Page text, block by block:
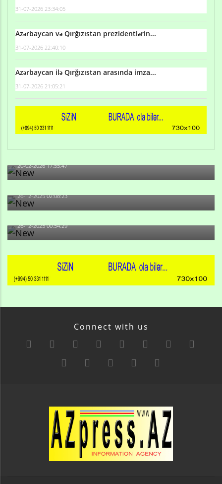
31-07-2026 23:34:05
Azərbaycan və Qırğızıstan prezidentlərin...
31-07-2026 22:40:10
Azərbaycan ilə Qırğızıstan arasında imza...
31-07-2026 21:05:21
Qulu Məhərrəmli: Sosial şəbəkələrdə söyüş niyə artıb?
20-02-2026 17:55:47
Məni bura NAZİR GÖNDƏRİB - 1937-ci ildən fəaliyyətdə
olan və...
26-12-2025 02:08:23
-Ay qız, sən məhkəməni udmayacaqsan... Sən bilirsən
də, məni...
26-12-2025 00:54:29
Connect with us